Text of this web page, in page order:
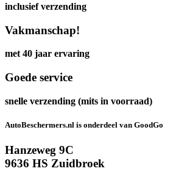
inclusief verzending
Vakmanschap!
met 40 jaar ervaring
Goede service
snelle verzending (mits in voorraad)
AutoBeschermers.nl is onderdeel van GoodGo
Hanzeweg 9C
9636 HS Zuidbroek